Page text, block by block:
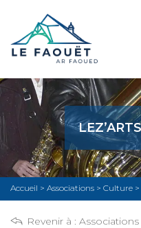
Accueil > Associations > Culture >
Revenir à : Associations